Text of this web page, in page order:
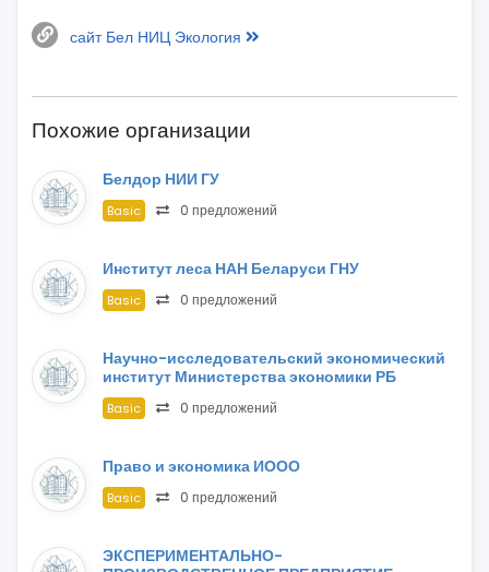
сайт Бел НИЦ Экология
Похожие организации
Белдор НИИ ГУ
Basic 0 предложений
Институт леса НАН Беларуси ГНУ
Basic 0 предложений
Научно-исследовательский экономический
институт Министерства экономики РБ
Basic 0 предложений
Право и экономика ИООО
Basic 0 предложений
ЭКСПЕРИМЕНТАЛЬНО-